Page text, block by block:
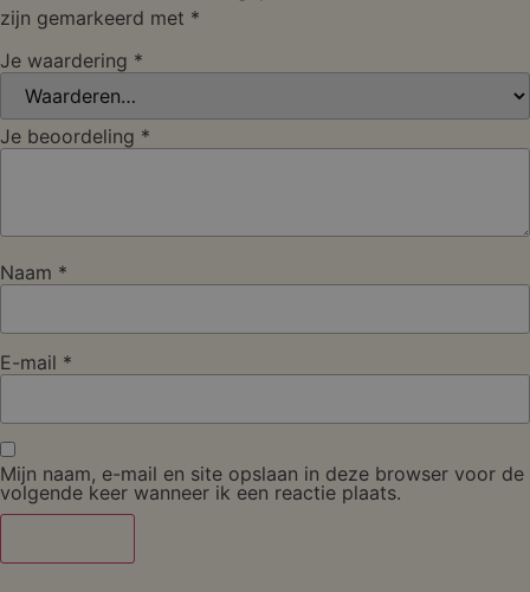
zijn gemarkeerd met *
Je waardering *
Je beoordeling *
Naam *
E-mail *
Mijn naam, e-mail en site opslaan in deze browser voor de
volgende keer wanneer ik een reactie plaats.